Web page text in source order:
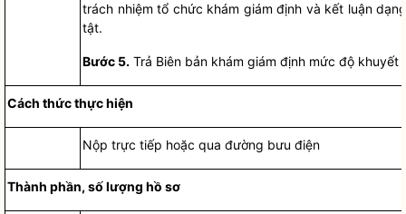
trách nhiệm tổ chức khám giám định và kết luận
tật.
Bước 5. Trả Biên bản khám giám định mức độ
Cách thức thực hiện
Nộp trực tiếp hoặc qua đường bưu điện
Thành phần, số lượnghồ sơ